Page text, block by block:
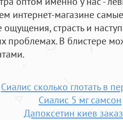
интернет-магазине
ощущения, страсть и
проблемах. В блистере
Сиалис сколько глотать в
Сиалис 5 мг самсон
Дапоксетин киев